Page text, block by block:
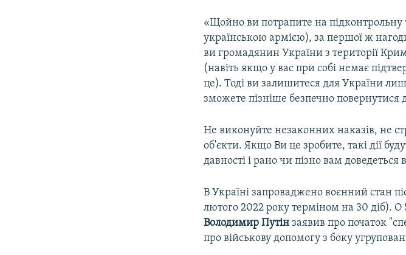
«Щойно ви потрапите на підконтрольну
українською армією), за першої ж
ви громадянин України з території
(навіть якщо у вас при собі немає
це). Тоді ви залишитеся для України
зможете пізніше безпечно
Не виконуйте незаконних наказів, не
об'єкти. Якщо Ви це зробите, такі дії
давності і рано чи пізно вам доведеться
В Україні запроваджено воєнний стан
лютого 2022 року терміном на 30 діб). О
Володимир Путін заявив про початок
про військову допомогу з боку